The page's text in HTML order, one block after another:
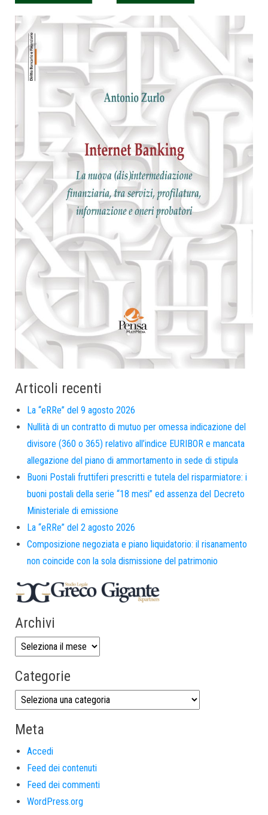
Articoli recenti
La “eRRe” del 9 agosto 2026
Nullità di un contratto di mutuo per omessa indicazione del
divisore (360 o 365) relativo all’indice EURIBOR e mancata
allegazione del piano di ammortamento in sede di stipula
Buoni Postali fruttiferi prescritti e tutela del risparmiatore: i
buoni postali della serie “18 mesi” ed assenza del Decreto
Ministeriale di emissione
La “eRRe” del 2 agosto 2026
Composizione negoziata e piano liquidatorio: il risanamento
non coincide con la sola dismissione del patrimonio
Archivi
Categorie
Meta
Accedi
Feed dei contenuti
Feed dei commenti
WordPress.org